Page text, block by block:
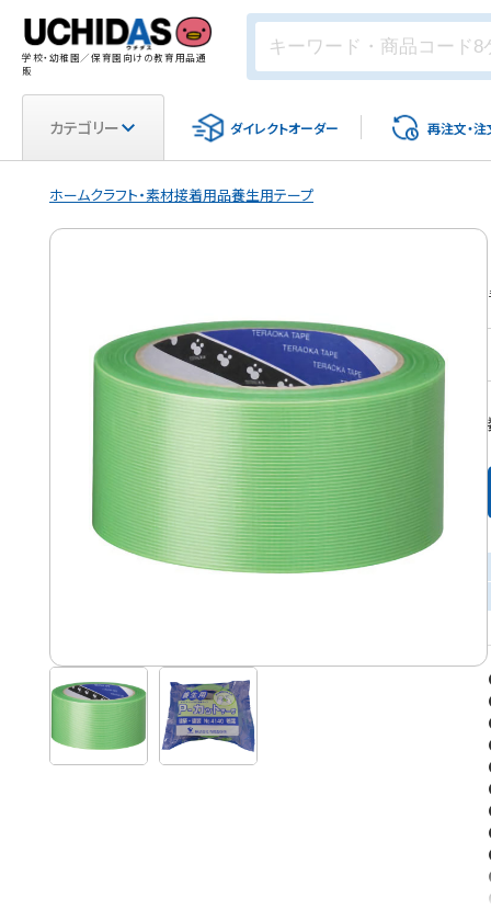
学校・幼稚園／保育園向けの教育用品通
販
カテゴリー ダイレクトオーダー 再注文・注
ホームクラフト・素材接着用品養生用テープ